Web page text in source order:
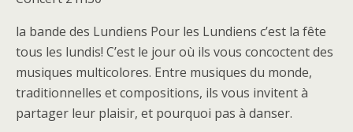
la bande des Lundiens Pour les Lundiens c’est la fête
tous les lundis! C’est le jour où ils vous concoctent des
musiques multicolores. Entre musiques du monde,
traditionnelles et compositions, ils vous invitent à
partager leur plaisir, et pourquoi pas à danser.